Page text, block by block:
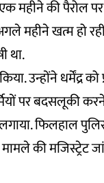
महीने की पैरोल
महीने खत्म हो
था.
उन्होंने धर्मेंद्र को
पर बदसलूकी
फिलहाल
की मजिस्ट्रेट